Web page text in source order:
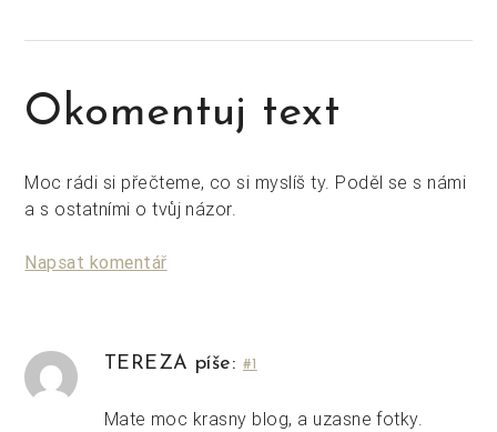
Okomentuj text
Moc rádi si přečteme, co si myslíš ty. Poděl se s námi
a s ostatními o tvůj názor.
Napsat komentář
TEREZA píše: #1
Mate moc krasny blog, a uzasne fotky.